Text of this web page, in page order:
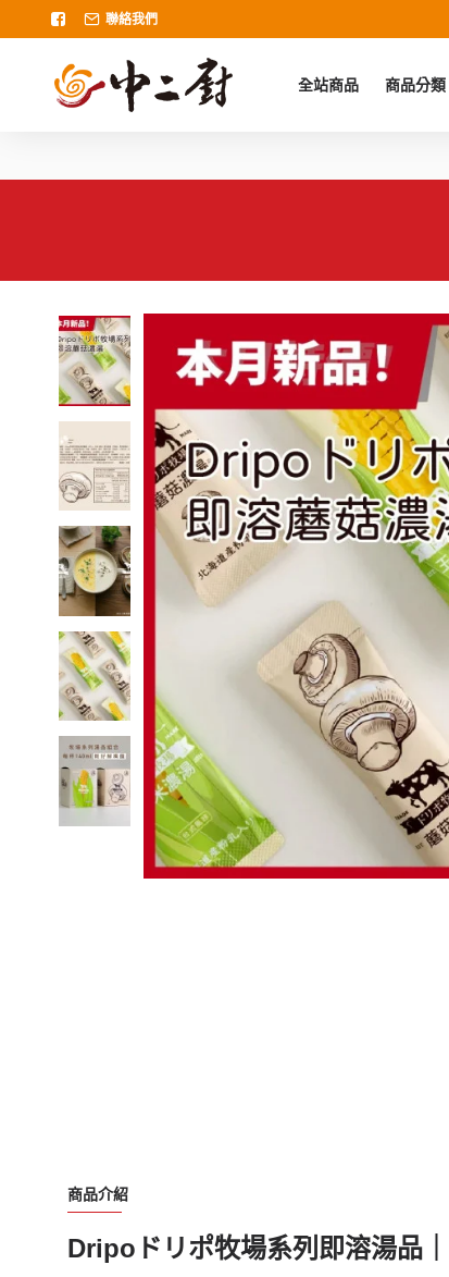
聯絡我們
全站商品 商品分類
商品介紹
Dripo ドリポ牧場系列即溶湯品｜